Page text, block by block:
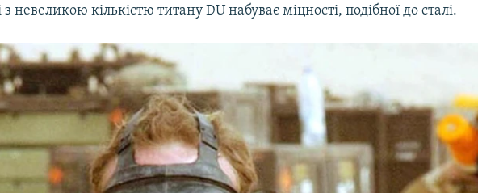
з невеликою кількістю титану DU набуває міцності, подібної до сталі.